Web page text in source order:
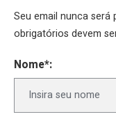
Seu email nunca será
obrigatórios devem
Nome*: